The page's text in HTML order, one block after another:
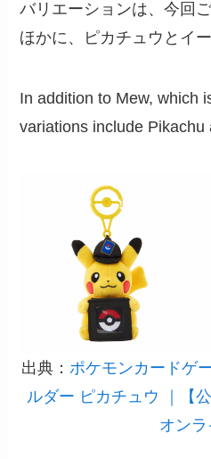
バリエーションは、今回
ほかに、ピカチュウとイ
In addition to Mew, which
variations include Pikachu
出典： ポケモンカードゲ
ルダー ピカチュウ ｜【
オンラ